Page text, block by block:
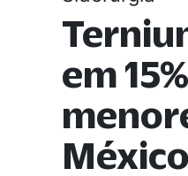
em
México